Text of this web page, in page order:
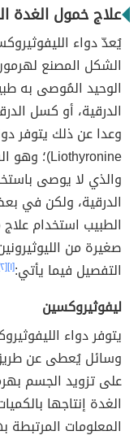
علاج خمول الغدة
الوحيد المُوصى به
وعدا عن ذلك يتوفر
والذي لا يوصى
الدرقية، ولكن في
الطبيب استخدام
صغيرة من
التفصيل فيما يأتي:[١] [٢]
ليفوثيروكسين
يتوفر دواء
وسائل يُعطى عن
على تزويد الجسم
الغدة إنتاجها
المعلومات المرتبطة